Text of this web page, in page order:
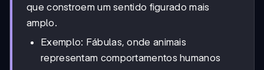
que constroem um sentido figurado mais
amplo.
Exemplo: Fábulas, onde animais
representam comportamentos humanos